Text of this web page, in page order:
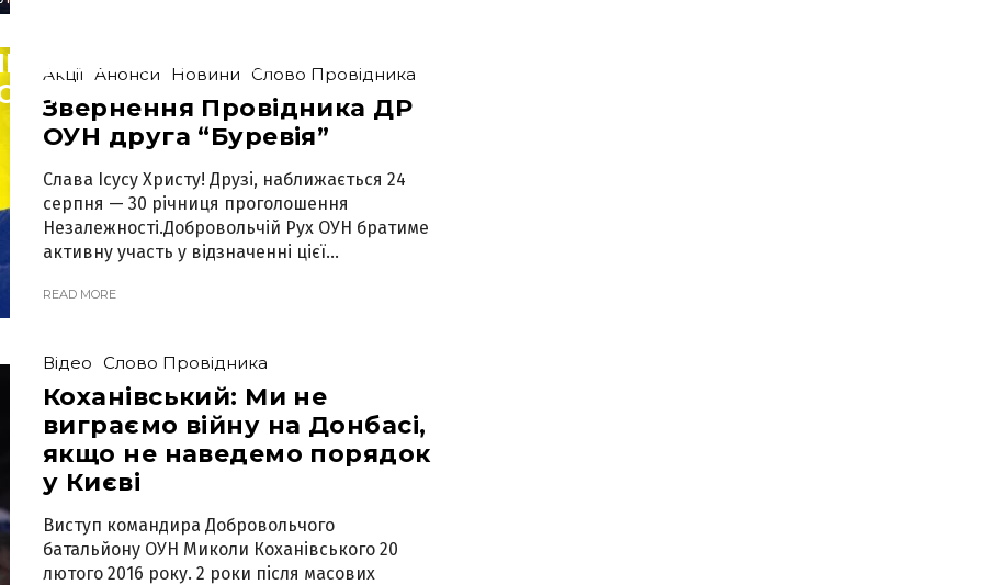
ДОБРОВОЛЬЧОГО РУХУ
Акції Анонси Новини Слово Провідника
Звернення Провідника ДР
ОУН друга “Буревія”
Слава Ісусу Христу! Друзі, наближається 24
серпня — 30 річниця проголошення
Незалежності.Добровольчій Рух ОУН братиме
активну участь у відзначенні цієї...
READ MORE
Відео Слово Провідника
Коханівський: Ми не
виграємо війну на Донбасі,
якщо не наведемо порядок
у Києві
Виступ командира Добровольчого
батальйону ОУН Миколи Коханівського 20
лютого 2016 року. 2 роки після масових